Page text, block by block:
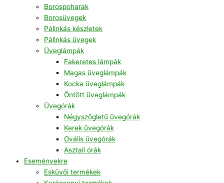
Borospoharak
Borosüvegek
Pálinkás készletek
Pálinkás üvegek
Üveglámpák
Fakeretes lámpák
Magas üveglámpák
Kocka üveglámpák
Öntött üveglámpák
Üvegórák
Négyszögletű üvegórák
Kerek üvegórák
Ovális üvegórák
Asztali órák
Eseményekre
Esküvői termékek